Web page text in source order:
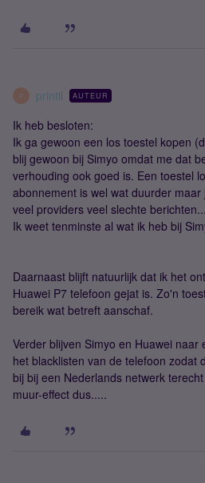
P printil AUTEUR
Ik heb besloten:
Ik ga gewoon een los toestel kopen
blij gewoon bij Simyo omdat me dat
verhouding ook goed is. Een toestel
abonnement is wel wat duurder
veel providers veel slechte
Ik weet tenminste al wat ik heb bij
Daarnaast blijft natuurlijk dat ik het
Huawei P7 telefoon gejat is. Zo'n
bereik wat betreft aanschaf.
Verder blijven Simyo en Huawei
het blacklisten van de telefoon zodat
bij bij een Nederlands netwerk
muur-effect dus.....